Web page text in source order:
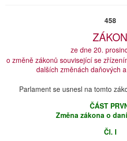
458
ZÁKON
ze dne 20.
o změně zákonů související se
dalších změnách daňových
Parlament se usnesl na tomto
ČÁST
Změna zákona o
Čl. I